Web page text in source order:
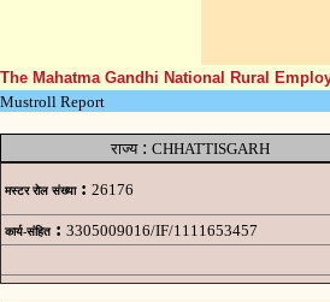
The Mahatma Gandhi National Rural
Mustroll Report
राज्य: CHHATTISGARH
मस्टर रोल संख्या : 26176
कार्य-संहित : 3305009016/IF/1111653457